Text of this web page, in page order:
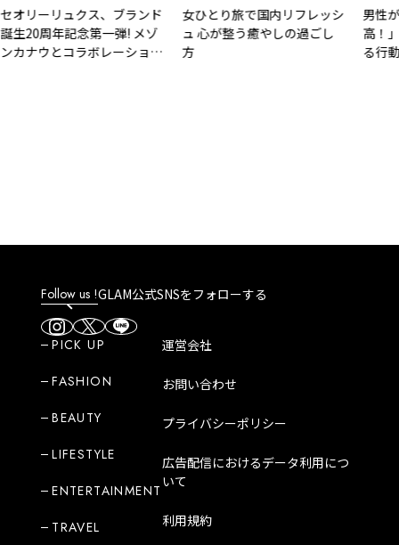
ーリュクス、ブランド
周年記念第一弾! メゾ
ウとコラボレーション
女ひとり旅で国内リフレッシ
ュ 心が整う癒やしの過ごし
方
男性が思
高！」と
る行動と
Follow us !GLAM公式SNSをフォローする
PICK UP
FASHION
BEAUTY
LIFESTYLE
ENTERTAINMENT
TRAVEL
運営会社
お問い合わせ
プライバシーポリシー
広告配信におけるデータ利用につ
いて
利用規約